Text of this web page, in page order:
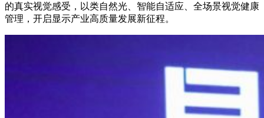
的真实视觉感受，以类自然光、智能自适应、全场景视觉健康
管理，开启显示产业高质量发展新征程。